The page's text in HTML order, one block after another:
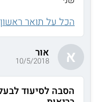
הכל על תואר
א אור
10/5/2018
הסבה לסיעוד